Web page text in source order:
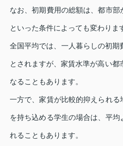
なお、初期費用の総額は、都市
といった条件によっても変わりま
全国平均では、一人暮らしの初期
とされますが、家賃水準が高い都
なることもあります。
一方で、家賃が比較的抑えられ
を持ち込める学生の場合は、平
れることもあります。